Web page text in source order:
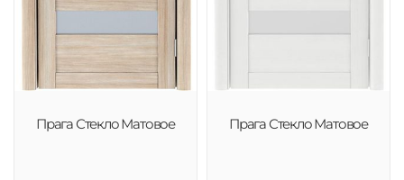
Прага Стекло Матовое Прага Стекло Матовое